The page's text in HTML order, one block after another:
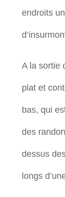
endroits
A la sortie
plat et
bas, qui
des
dessus
longs